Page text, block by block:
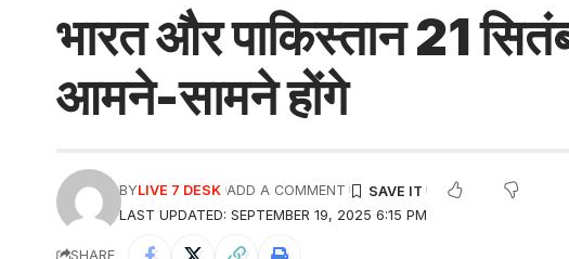
भारत और पाकिस्तान 21
आमने-सामने होंगे
LAST UPDATED: SEPTEMBER 19, 2025 6:15 PM
BYLIVE 7 DESK ADD A COMMENT
SHARE